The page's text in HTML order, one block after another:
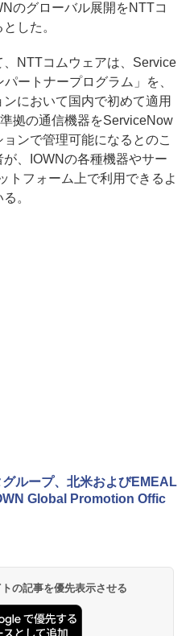
のグローバル展開をNTTコ
した。
NTTコムウェアは、Service
ートナープログラム」を、
において国内で初めて適用
拠の通信機器をServiceNow
ンで管理可能になるとのこ
、IOWNの各種機器やサー
トフォーム上で利用できるよ
。
グループ、北米およびEMEAL
Global Promotion Offic
の記事を優先表示させる